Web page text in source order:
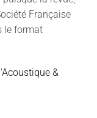
Française
le format
&